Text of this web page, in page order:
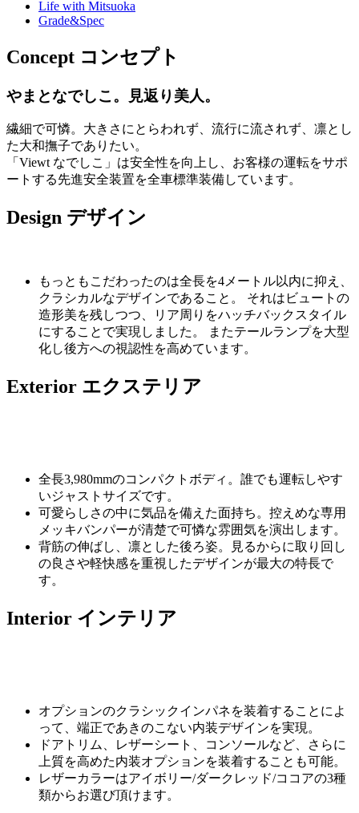
Life with Mitsuoka
Grade&Spec
Concept コンセプト
やまとなでしこ。見返り美人。
繊細で可憐。大きさにとらわれず、流行に流されず、凛とし
た大和撫子でありたい。
「Viewt なでしこ」は安全性を向上し、お客様の運転をサポ
ートする先進安全装置を全車標準装備しています。
Design デザイン
もっともこだわったのは全長を4メートル以内に抑え、
クラシカルなデザインであること。 それはビュートの
造形美を残しつつ、リア周りをハッチバックスタイル
にすることで実現しました。 またテールランプを大型
化し後方への視認性を高めています。
Exterior エクステリア
全長3,980mmのコンパクトボディ。誰でも運転しやす
いジャストサイズです。
可愛らしさの中に気品を備えた面持ち。控えめな専用
メッキバンパーが清楚で可憐な雰囲気を演出します。
背筋の伸ばし、凛とした後ろ姿。見るからに取り回し
の良さや軽快感を重視したデザインが最大の特長で
す。
Interior インテリア
オプションのクラシックインパネを装着することによ
って、端正であきのこない内装デザインを実現。
ドアトリム、レザーシート、コンソールなど、さらに
上質を高めた内装オプションを装着することも可能。
レザーカラーはアイボリー/ダークレッド/ココアの3種
類からお選び頂けます。